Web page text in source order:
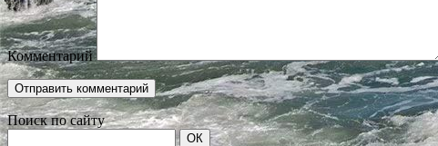
Комментарий
Поиск по сайту